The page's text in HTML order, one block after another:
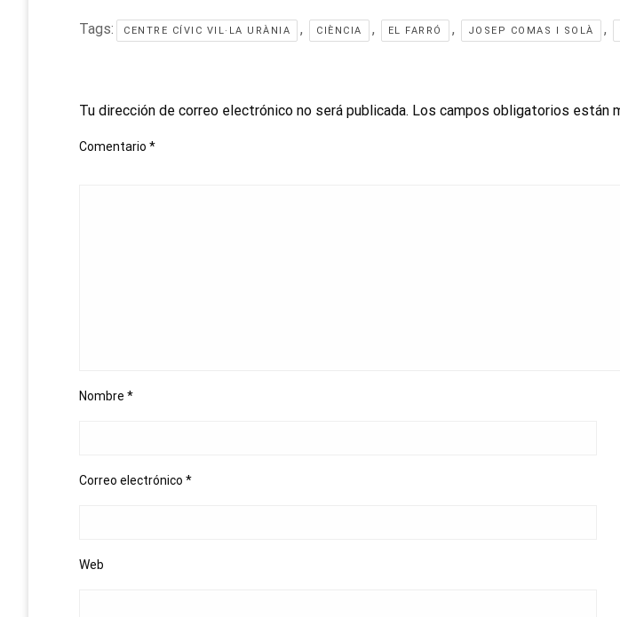
Tags: CENTRE CÍVIC VIL·LA URÀNIA , CIÈNCIA , EL FARRÓ , JOSEP COMAS I SOLÀ ,
Tu dirección de correo electrónico no será publicada. Los campos obligatorios están
Comentario *
Nombre *
Correo electrónico *
Web